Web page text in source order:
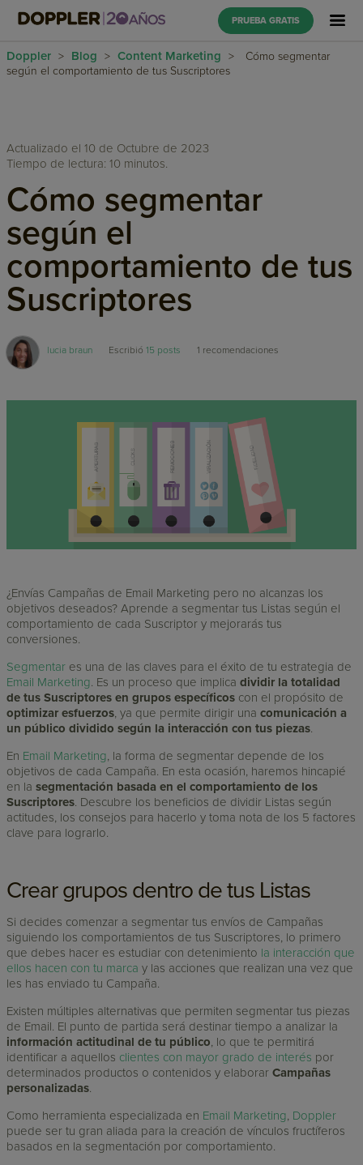
PRUEBA GRATIS
Doppler > Blog > Content Marketing >
Cómo segmentar
según el comportamiento de tus Suscriptores
Actualizado el 10 de Octubre de 2023
Tiempo de lectura: 10 minutos.
Cómo segmentar
según el
comportamiento de tus
Suscriptores
lucia braun Escribió15 posts 1 recomendaciones
¿Envías Campañas de Email Marketing pero no alcanzas los
objetivos deseados? Aprende a segmentar tus Listas según el
comportamiento de cada Suscriptor y mejorarás tus
conversiones.
Segmentar es una de las claves para el éxito de tu estrategia de
Email Marketing. Es un proceso que implicadividir la totalidad
de tus Suscriptores en grupos específicos con el propósito de
optimizar esfuerzos, ya que permite dirigir unacomunicación a
un público dividido según la interacción con tus piezas.
En Email Marketing, la forma de segmentar depende de los
objetivos de cada Campaña. En esta ocasión, haremos hincapié
en lasegmentación basada en el comportamiento de los
Suscriptores. Descubre los beneficios de dividir Listas según
actitudes, los consejos para hacerlo y toma nota de los 5 factores
clave para lograrlo.
Crear grupos dentro de tus Listas
Si decides comenzar a segmentar tus envíos de Campañas
siguiendo los comportamientos de tus Suscriptores, lo primero
que debes hacer es estudiar con detenimiento la interacción que
ellos hacen con tu marca y las acciones que realizan una vez que
les has enviado tu Campaña.
Existen múltiples alternativas que permiten segmentar tus piezas
de Email. El punto de partida será destinar tiempo a analizar la
información actitudinal de tu público, lo que te permitirá
identificar a aquellos clientes con mayor grado de interés por
determinados productos o contenidos y elaborarCampañas
personalizadas.
Como herramienta especializada en Email Marketing, Doppler
puede ser tu gran aliada para la creación de vínculos fructíferos
basados en la segmentación por comportamiento.